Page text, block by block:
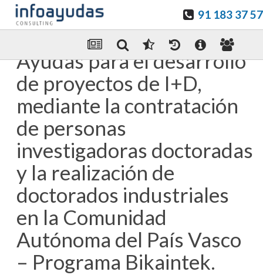
91 183 37 57
Enviar Por email
Ayudas para el desarrollo
de proyectos de I+D,
mediante la contratación
de personas
investigadoras doctoradas
y la realización de
doctorados industriales
en la Comunidad
Autónoma del País Vasco
– Programa Bikaintek.